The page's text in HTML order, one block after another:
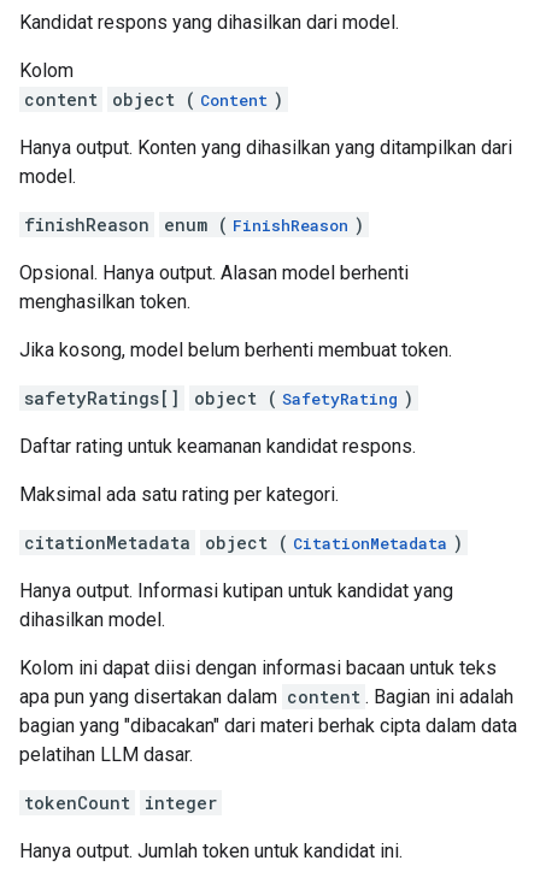
Kandidat respons yang dihasilkan dari model.
Kolom
content
object ( Content )
Hanya output. Konten yang dihasilkan yang ditampilkan dari
model.
finishReason enum ( FinishReason )
Opsional. Hanya output. Alasan model berhenti
menghasilkan token.
Jika kosong, model belum berhenti membuat token.
safetyRatings[] object ( SafetyRating )
Daftar rating untuk keamanan kandidat respons.
Maksimal ada satu rating per kategori.
citationMetadata object ( CitationMetadata )
Hanya output. Informasi kutipan untuk kandidat yang
dihasilkan model.
Kolom ini dapat diisi dengan informasi bacaan untuk teks
apa pun yang disertakan dalam content . Bagian ini adalah
bagian yang "dibacakan" dari materi berhak cipta dalam data
pelatihan LLM dasar.
tokenCount integer
Hanya output. Jumlah token untuk kandidat ini.